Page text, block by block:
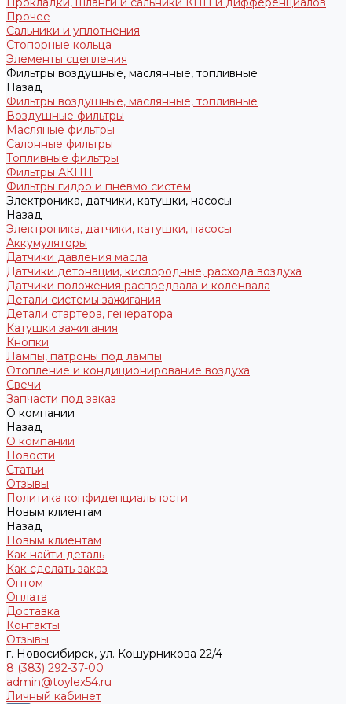
Прочее
Сальники и уплотнения
Стопорные кольца
Элементы сцепления
Фильтры воздушные, маслянные, топливные
Назад
Фильтры воздушные, маслянные, топливные
Воздушные фильтры
Масляные фильтры
Салонные фильтры
Топливные фильтры
Фильтры АКПП
Фильтры гидро и пневмо систем
Электроника, датчики, катушки, насосы
Назад
Электроника, датчики, катушки, насосы
Аккумуляторы
Датчики давления масла
Датчики детонации, кислородные, расхода воздуха
Датчики положения распредвала и коленвала
Детали системы зажигания
Детали стартера, генератора
Катушки зажигания
Кнопки
Лампы, патроны под лампы
Отопление и кондиционирование воздуха
Свечи
Запчасти под заказ
О компании
Назад
О компании
Новости
Статьи
Отзывы
Политика конфиденциальности
Новым клиентам
Назад
Новым клиентам
Как найти деталь
Как сделать заказ
Оптом
Оплата
Доставка
Контакты
Отзывы
г. Новосибирск, ул. Кошурникова 22/4
8 (383) 292-37-00
admin@toylex54.ru
Личный кабинет